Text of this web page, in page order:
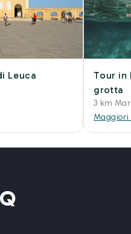
Leuca
Tour in
grotta
3 km